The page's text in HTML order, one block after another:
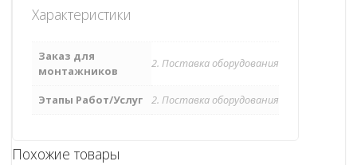
Характеристики
Заказ для
монтажников
2. Поставка оборудования
Этапы Работ/Услуг 2. Поставка оборудования
Похожие товары